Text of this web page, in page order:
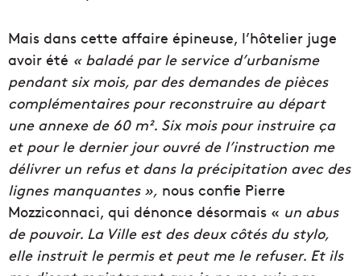
Mais dans cette affaire épineuse, l’hôtelier juge
avoir été « baladé par le service d’urbanisme
pendant six mois, par des demandes de pièces
complémentaires pour reconstruire au départ
une annexe de 60 m². Six mois pour instruire ça
et pour le dernier jour ouvré de l’instruction me
délivrer un refus et dans la précipitation avec des
lignes manquantes », nous confie Pierre
Mozziconnaci, qui dénonce désormais « un abus
de pouvoir. La Ville est des deux côtés du stylo,
elle instruit le permis et peut me le refuser. Et ils